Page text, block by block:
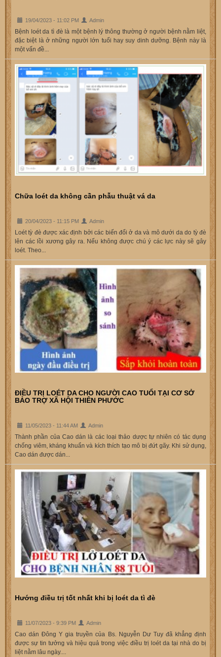
19/04/2023 - 11:02 PM Admin
Bệnh loét da tì đè là một bệnh lý thông thường ở người bệnh nằm liệt,
đặc biệt là ở những người lớn tuổi hay suy dinh dưỡng. Bệnh này là
một vấn đề...
Chữa loét da không cần phẫu thuật vá da
20/04/2023 - 11:15 PM Admin
Loét tỳ đè được xác định bởi các biến đổi ở da và mô dưới da do tỳ đè
lên các lồi xương gây ra. Nếu không được chú ý các lực này sẽ gây
loét. Theo...
ĐIỀU TRỊ LOÉT DA CHO NGƯỜI CAO TUỔI TẠI CƠ SỞ
BẢO TRỢ XÃ HỘI THIÊN PHƯỚC
11/05/2023 - 11:44 AM Admin
Thành phần của Cao dán là các loại thảo dược tự nhiên có tác dụng
chống viêm, kháng khuẩn và kích thích tạo mô bị đứt gãy. Khi sử dụng,
Cao dán được dán...
Hướng điều trị tốt nhất khi bị loét da tì đè
11/07/2023 - 9:39 PM Admin
Cao dán Đông Y gia truyền của Bs. Nguyễn Dư Tuy đã khẳng định
được sự tin tưởng và hiệu quả trong việc điều trị loét da tại nhà do bị
liệt nằm lâu ngày....